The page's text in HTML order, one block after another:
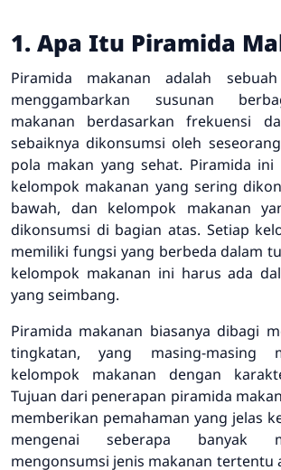
1. Apa Itu Piramida
Piramida makanan adalah
menggambarkan susunan
makanan berdasarkan frekuensi
sebaiknya dikonsumsi oleh
pola makan yang sehat. Piramida ini
kelompok makanan yang sering
bawah, dan kelompok makanan
dikonsumsi di bagian atas. Setiap
memiliki fungsi yang berbeda dalam
kelompok makanan ini harus ada
yang seimbang.
Piramida makanan biasanya dibagi
tingkatan, yang masing-masing
kelompok makanan dengan
Tujuan dari penerapan piramida
memberikan pemahaman yang jelas
mengenai seberapa banyak
mengonsumsi jenis makanan tertentu